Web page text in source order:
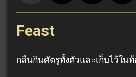
Feast
กลืนกินศัตรูทั้งตัวและเก็บไว้ใน